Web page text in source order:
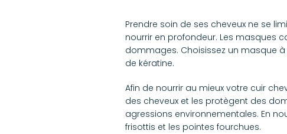
Prendre soin de ses cheveux ne se
nourrir en profondeur. Les masques
dommages. Choisissez un masque
de kératine.
Afin de nourrir au mieux votre cuir
des cheveux et les protègent des
agressions environnementales. En
frisottis et les pointes fourchues.